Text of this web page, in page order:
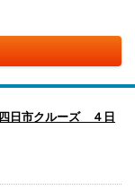
日市クルーズ ４日